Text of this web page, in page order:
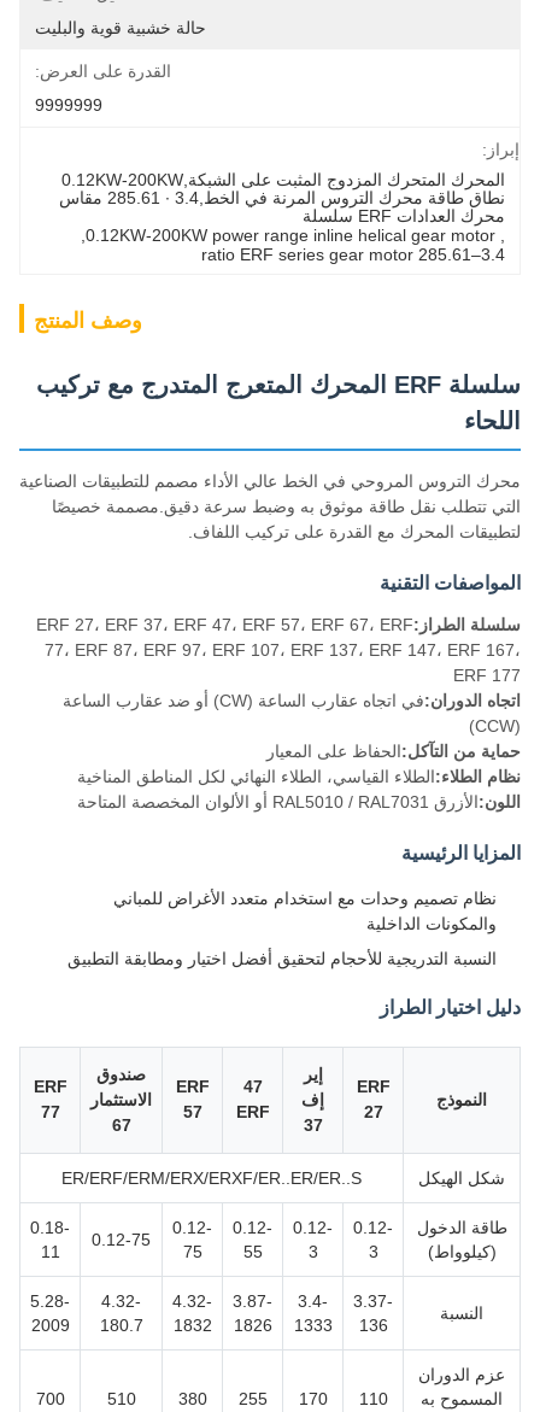
حالة خشبية قوية والبليت
القدرة على العرض:
9999999
إبراز:
محرك العدادات ERF سلسلة
0.12KW-200KW power range inline helical gear motor
3.4–285.61 ratio ERF series gear motor
وصف المنتج
سلسلة ERF المحرك المتعرج المتدرج مع تركيب
اللحاء
محرك التروس المروحي في الخط عالي الأداء مصمم للتطبيقات الصناعية
التي تتطلب نقل طاقة موثوق به وضبط سرعة دقيق.مصممة خصيصًا
لتطبيقات المحرك مع القدرة على تركيب اللفاف.
المواصفات التقنية
سلسلة الطراز:ERF 27، ERF 37، ERF 47، ERF 57، ERF 67، ERF
77، ERF 87، ERF 97، ERF 107، ERF 137، ERF 147، ERF 167،
ERF 177
اتجاه الدوران:
في اتجاه عقارب الساعة (CW) أو ضد عقارب الساعة
(CCW)
حماية من التآكل:الحفاظ على المعيار
نظام الطلاء:الطلاء القياسي، الطلاء النهائي لكل المناطق المناخية
اللون:الأزرق RAL5010 / RAL7031 أو الألوان المخصصة المتاحة
المزايا الرئيسية
نظام تصميم وحدات مع استخدام متعدد الأغراض للمباني
والمكونات الداخلية
النسبة التدريجية للأحجام لتحقيق أفضل اختيار ومطابقة التطبيق
دليل اختيار الطراز
النموذج
ERF
27
إير
إف
37
47
ERF
ERF
57
صندوق
الاستثمار
67
ERF
77
شكل الهيكل ER/ERF/ERM/ERX/ERXF/ER..ER/ER..S
طاقة الدخول
(كيلوواط)
0.12-
3
0.12-
3
0.12-
55
0.12-
75
0.12-75
0.18-
11
النسبة
3.37-
136
3.4-
1333
3.87-
1826
4.32-
1832
4.32-
180.7
5.28-
2009
عزم الدوران
المسموح به
110
170
255
380
510
700